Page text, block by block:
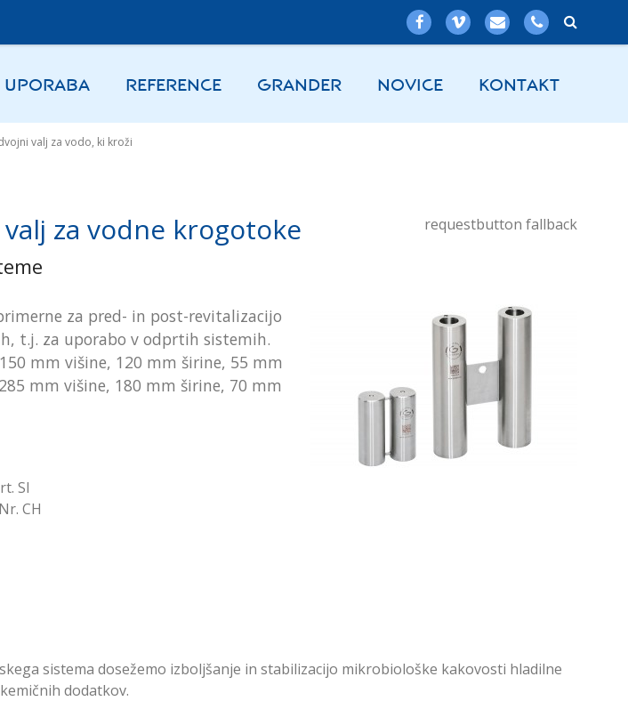
UPORABA REFERENCE GRANDER NOVICE KONTAKT
valj za vodo, ki kroži
requestbutton fallback
za vodne krogotoke
za pred- in post-revitalizacijo
t.j. za uporabo v odprtih sistemih.
mm višine, 120 mm širine, 55 mm
mm višine, 180 mm širine, 70 mm
SI
CH
sistema dosežemo izboljšanje in stabilizacijo mikrobiološke kakovosti hladilne
dodatkov.